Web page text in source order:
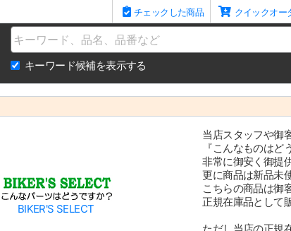
チェックした商品 クイックオー
Name
キーワード候補を表示する
BIKER'S SELECT
当店スタッフや御
『こんなものはど
非常に御安く御提
更に商品は新品未
こちらの商品は御
正規在庫品として